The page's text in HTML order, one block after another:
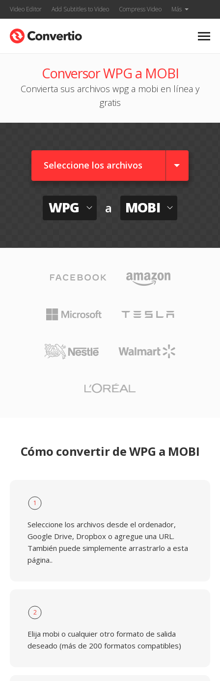
Video Editor Add Subtitles to Video Compress Video Más
Conversor WPG a MOBI
Convierta sus archivos wpg a mobi en línea y
gratis
Seleccione los archivos
WPG a MOBI
Cómo convertir de WPG a MOBI
1
Seleccione los archivos desde el ordenador,
Google Drive, Dropbox o agregue una URL.
También puede simplemente arrastrarlo a esta
página..
2
Elija mobi o cualquier otro formato de salida
deseado (más de 200 formatos compatibles)